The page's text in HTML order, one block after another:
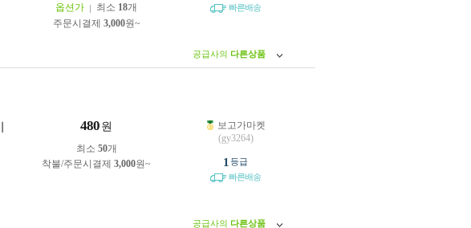
옵션가 최소 18개
주문시결제 3,000원~
빠른배송
공급사의 다른상품
480 원
최소 50개
착불/주문시결제 3,000원~
보고가마켓
(gy3264)
1 등급
빠른배송
공급사의 다른상품